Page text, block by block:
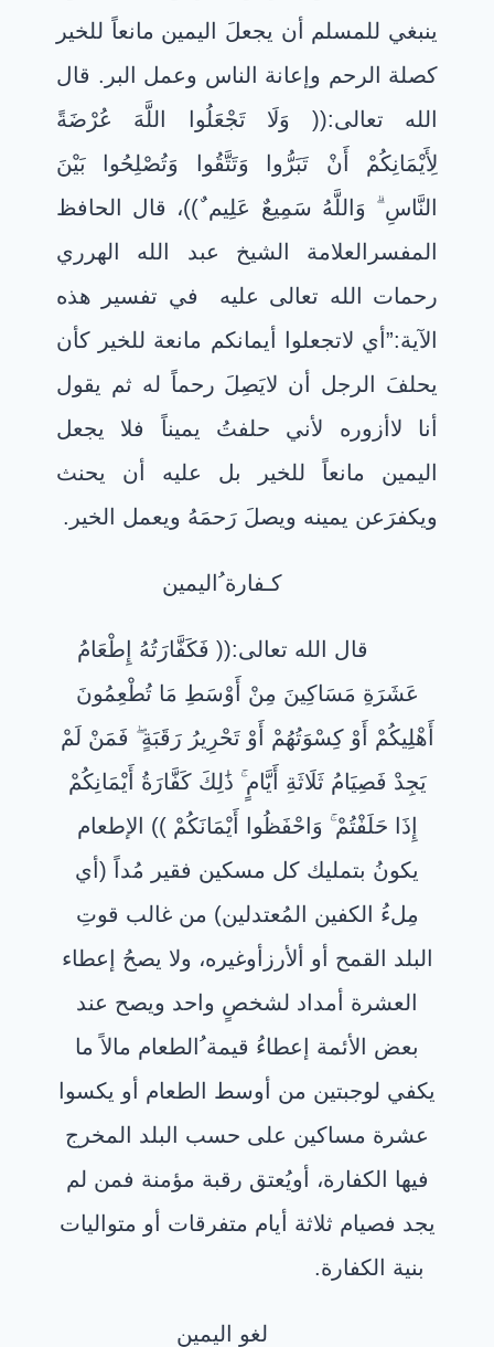
ينبغي للمسلم أن يجعلَ اليمين مانعاً للخير
كصلة الرحم وإعانة الناس وعمل البر. قال
الله تعالى:(( وَلَا تَجْعَلُوا اللَّهَ عُرْضَةً
لِأَيْمَانِكُمْ أَنْ تَبَرُّوا وَتَتَّقُوا وَتُصْلِحُوا بَيْنَ
النَّاسِ وَاللَّهُ سَمِيعٌ عَلِيمٌ))، قال الحافظ
المفسرالعلامة الشيخ عبد الله الهرري
رحمات الله تعالى عليه في تفسير هذه
الآية:”أي لاتجعلوا أيمانكم مانعة للخير كأن
يحلفَ الرجل أن لايَصِلَ رحماً له ثم يقول
أنا لاأزوره لأني حلفتُ يميناً فلا يجعل
اليمين مانعاً للخير بل عليه أن يحنث
ويكفرَعن يمينه ويصلَ رَحمَهُ ويعمل الخير.
كـفارة ُاليمين
قال الله تعالى:(( فَكَفَّارَتُهُ إِطْعَامُ
عَشَرَةِ مَسَاكِينَ مِنْ أَوْسَطِ مَا تُطْعِمُونَ
أَهْلِيكُمْ أَوْ كِسْوَتُهُمْ أَوْ تَحْرِيرُ رَقَبَةٍ فَمَنْ لَمْ
يَجِدْ فَصِيَامُ ثَلَاثَةِ أَيَّامٍ ذَٰلِكَ كَفَّارَةُ أَيْمَانِكُمْ
إِذَا حَلَفْتُمْ وَاحْفَظُوا أَيْمَانَكُمْ )) الإطعام
يكونُ بتمليك كل مسكين فقير مُداً (أي
مِلءُ الكفين المُعتدلين) من غالب قوتِ
البلد القمح أو ألأرزأوغيره، ولا يصحُ إعطاء
العشرة أمداد لشخصٍ واحد ويصح عند
بعض الأئمة إعطاءُ قيمة ُالطعام مالاً ما
يكفي لوجبتين من أوسط الطعام أو يكسوا
عشرة مساكين على حسب البلد المخرج
فيها الكفارة، أويُعتق رقبة مؤمنة فمن لم
يجد فصيام ثلاثة أيام متفرقات أو متواليات
بنية الكفارة.
لغو اليمين